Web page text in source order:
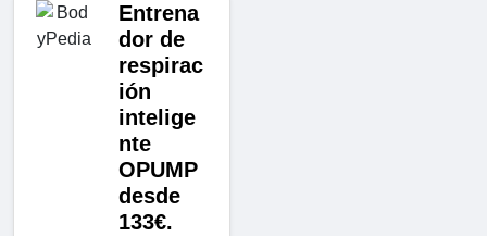
Entrena
dor de
respirac
ión
intelige
nte
OPUMP
desde
133€.